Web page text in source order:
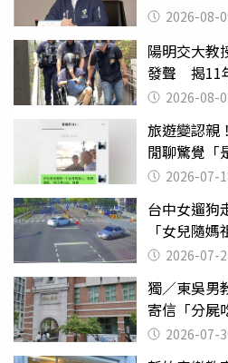
2026-08-
陽明交大教
發聲 揭11
2026-08-
旅遊變認親
閒聊驚覺「
2026-07-
台中女遛狗
「女兒隨
致死判9月
2026-07-
獨／東吳
寄信「分屍
關 2026-07-